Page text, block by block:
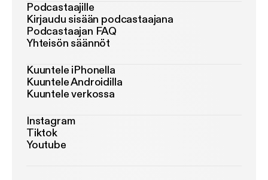
Podcastaajille
Kirjaudu sisään podcastaajana
Podcastaajan FAQ
Yhteisön säännöt
Kuuntele iPhonella
Kuuntele Androidilla
Kuuntele verkossa
Instagram
Tiktok
Youtube